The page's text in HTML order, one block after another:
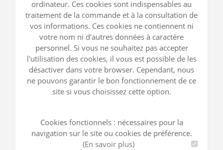
ordinateur. Ces cookies sont indispensables au
traitement de la commande et à la consultation de
vos informations. Ces cookies ne contiennent ni
votre nom ni d'autres données à caractère
personnel. Si vous ne souhaitez pas accepter
l'utilisation des cookies, il vous est possible de les
désactiver dans votre browser. Cependant, nous
ne pouvons garantir le bon fonctionnement de ce
site si vous choisissez cette option.
Cookies fonctionnels : nécessaires pour la
navigation sur le site ou cookies de préférence.
(En savoir plus)